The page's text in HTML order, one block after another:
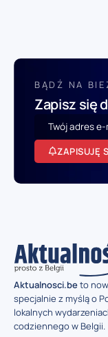
BĄDŹ NA
Zapisz się
ZAPISUJĘ
Aktualnosci.beto
specjalnie z myślą o
lokalnych
codziennego w Belgii.